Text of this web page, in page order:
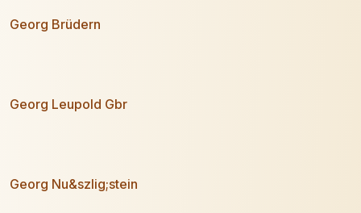
Georg Brüdern
Georg Leupold Gbr
Georg Nu&szlig;stein